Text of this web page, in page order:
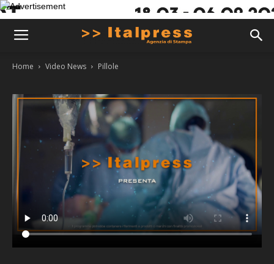
Home Video News Pillole